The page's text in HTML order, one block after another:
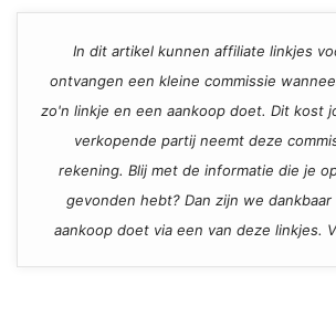
In dit artikel kunnen affiliate linkjes
ontvangen een kleine commissie
zo'n linkje en een aankoop doet. Dit kost
verkopende partij neemt deze
rekening. Blij met de informatie die je
gevonden hebt? Dan zijn we
aankoop doet via een van deze linkjes.